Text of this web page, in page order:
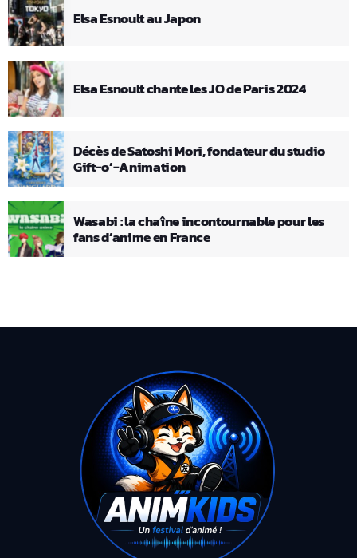
Elsa Esnoult au Japon
Elsa Esnoult chante les JO de Paris 2024
Décès de Satoshi Mori, fondateur du studio
Gift-o’-Animation
Wasabi : la chaîne incontournable pour les
fans d’anime en France